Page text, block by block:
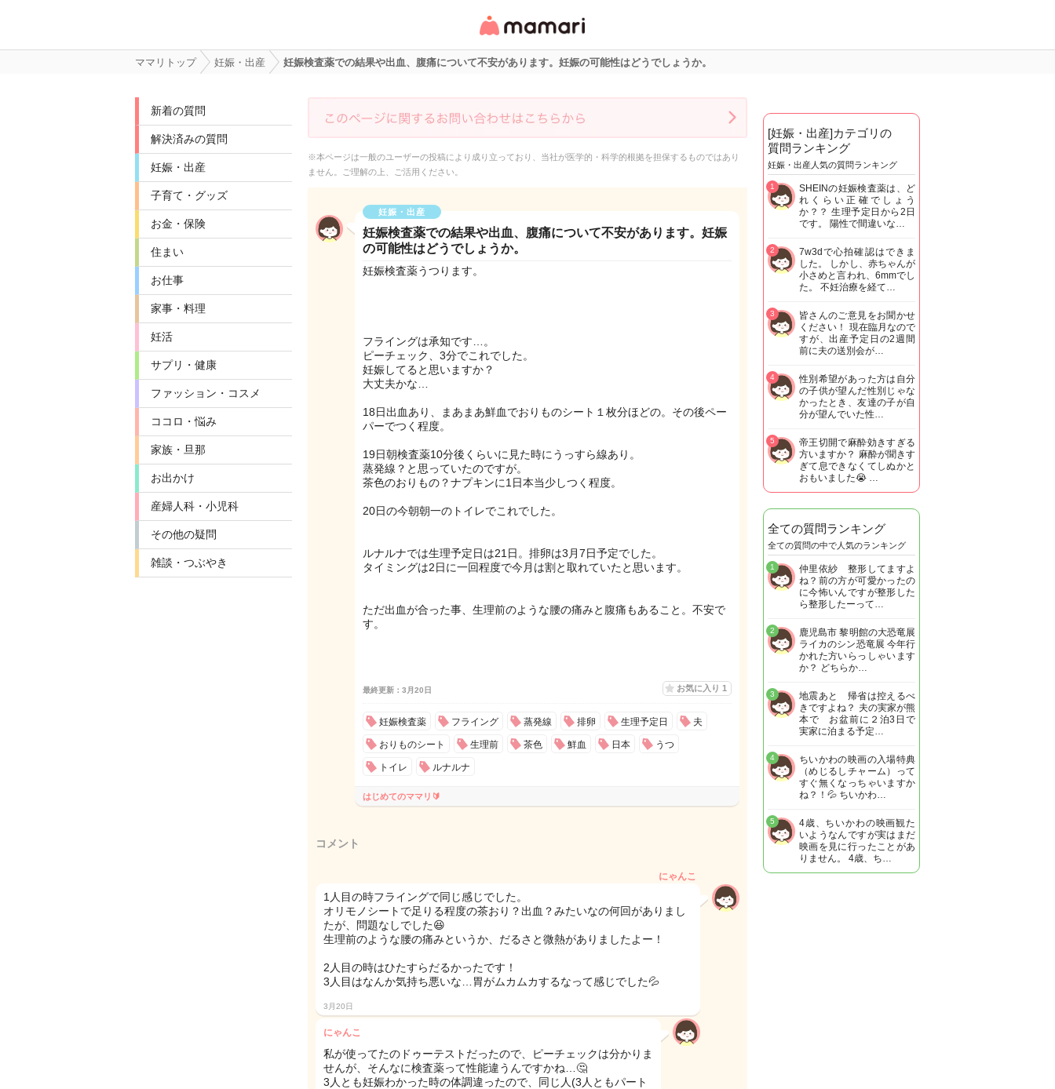
リ・情報サイト
ママリトップ 妊娠・出産 妊娠検査薬での結果や出血、腹痛について不安があります。妊娠の可能性はどうでしょうか。
新着の質問
解決済みの質問
妊娠・出産
子育て・グッズ
お金・保険
住まい
お仕事
家事・料理
妊活
サプリ・健康
ファッション・コスメ
ココロ・悩み
家族・旦那
お出かけ
産婦人科・小児科
その他の疑問
雑談・つぶやき
※本ページは一般のユーザーの投稿により成り立っており、当社が医学的・科学的根拠を担保するものではあり
ません。ご理解の上、ご活用ください。
妊娠・出産
妊娠検査薬での結果や出血、腹痛について不安があります。妊娠
の可能性はどうでしょうか。
妊娠検査薬うつります。
フライングは承知です…。
ピーチェック、3分でこれでした。
妊娠してると思いますか？
大丈夫かな…
18日出血あり、まあまあ鮮血でおりものシート１枚分ほどの。その後ペー
パーでつく程度。
19日朝検査薬10分後くらいに見た時にうっすら線あり。
蒸発線？と思っていたのですが。
茶色のおりもの？ナプキンに1日本当少しつく程度。
20日の今朝朝一のトイレでこれでした。
ルナルナでは生理予定日は21日。排卵は3月7日予定でした。
タイミングは2日に一回程度で今月は割と取れていたと思います。
ただ出血が合った事、生理前のような腰の痛みと腹痛もあること。不安で
す。
最終更新：3月20日 お気に入り 1
妊娠検査薬 フライング 蒸発線 排卵 生理予定日 夫
おりものシート 生理前 茶色 鮮血 日本 うつ
トイレ ルナルナ
はじめてのママリ🔰
コメント
にゃんこ
1人目の時フライングで同じ感じでした。
オリモノシートで足りる程度の茶おり？出血？みたいなの何回がありまし
たが、問題なしでした😆
生理前のような腰の痛みというか、だるさと微熱がありましたよー！
2人目の時はひたすらだるかったです！
3人目はなんか気持ち悪いな…胃がムカムカするなって感じでした💦
3月20日
にゃんこ
私が使ってたのドゥーテストだったので、ピーチェックは分かりま
せんが、そんなに検査薬って性能違うんですかね…🤔
3人とも妊娠わかった時の体調違ったので、同じ人(3人ともパート
[妊娠・出産]カテゴリの
質問ランキング
妊娠・出産人気の質問ランキング
SHEINの妊娠検査薬は、ど
れくらい正確でしょう
か？？ 生理予定日から2日
です。 陽性で間違いな…
1
7w3dで心拍確認はできま
した。 しかし、赤ちゃんが
小さめと言われ、6mmでし
た。 不妊治療を経て…
2
皆さんのご意見をお聞かせ
ください！ 現在臨月なので
すが、出産予定日の2週間
前に夫の送別会が…
3
性別希望があった方は自分
の子供が望んだ性別じゃな
かったとき、友達の子が自
分が望んでいた性…
4
帝王切開で麻酔効きすぎる
方いますか？ 麻酔が聞きす
ぎて息できなくてしぬかと
おもいました😭 …
5
全ての質問ランキング
全ての質問の中で人気のランキング
仲里依紗 整形してますよ
ね？前の方が可愛かったの
に今怖いんですが整形した
ら整形したーって…
1
鹿児島市 黎明館の大恐竜展
ライカのシン恐竜展 今年行
かれた方いらっしゃいます
か？ どちらか…
2
地震あと 帰省は控えるべ
きですよね？ 夫の実家が熊
本で お盆前に２泊3日で
実家に泊まる予定…
3
ちいかわの映画の入場特典
（めじるしチャーム）って
すぐ無くなっちゃいますか
ね？！💦 ちいかわ…
4
4歳、ちいかわの映画観た
いようなんですが実はまだ
映画を見に行ったことがあ
りません。 4歳、ち…
5